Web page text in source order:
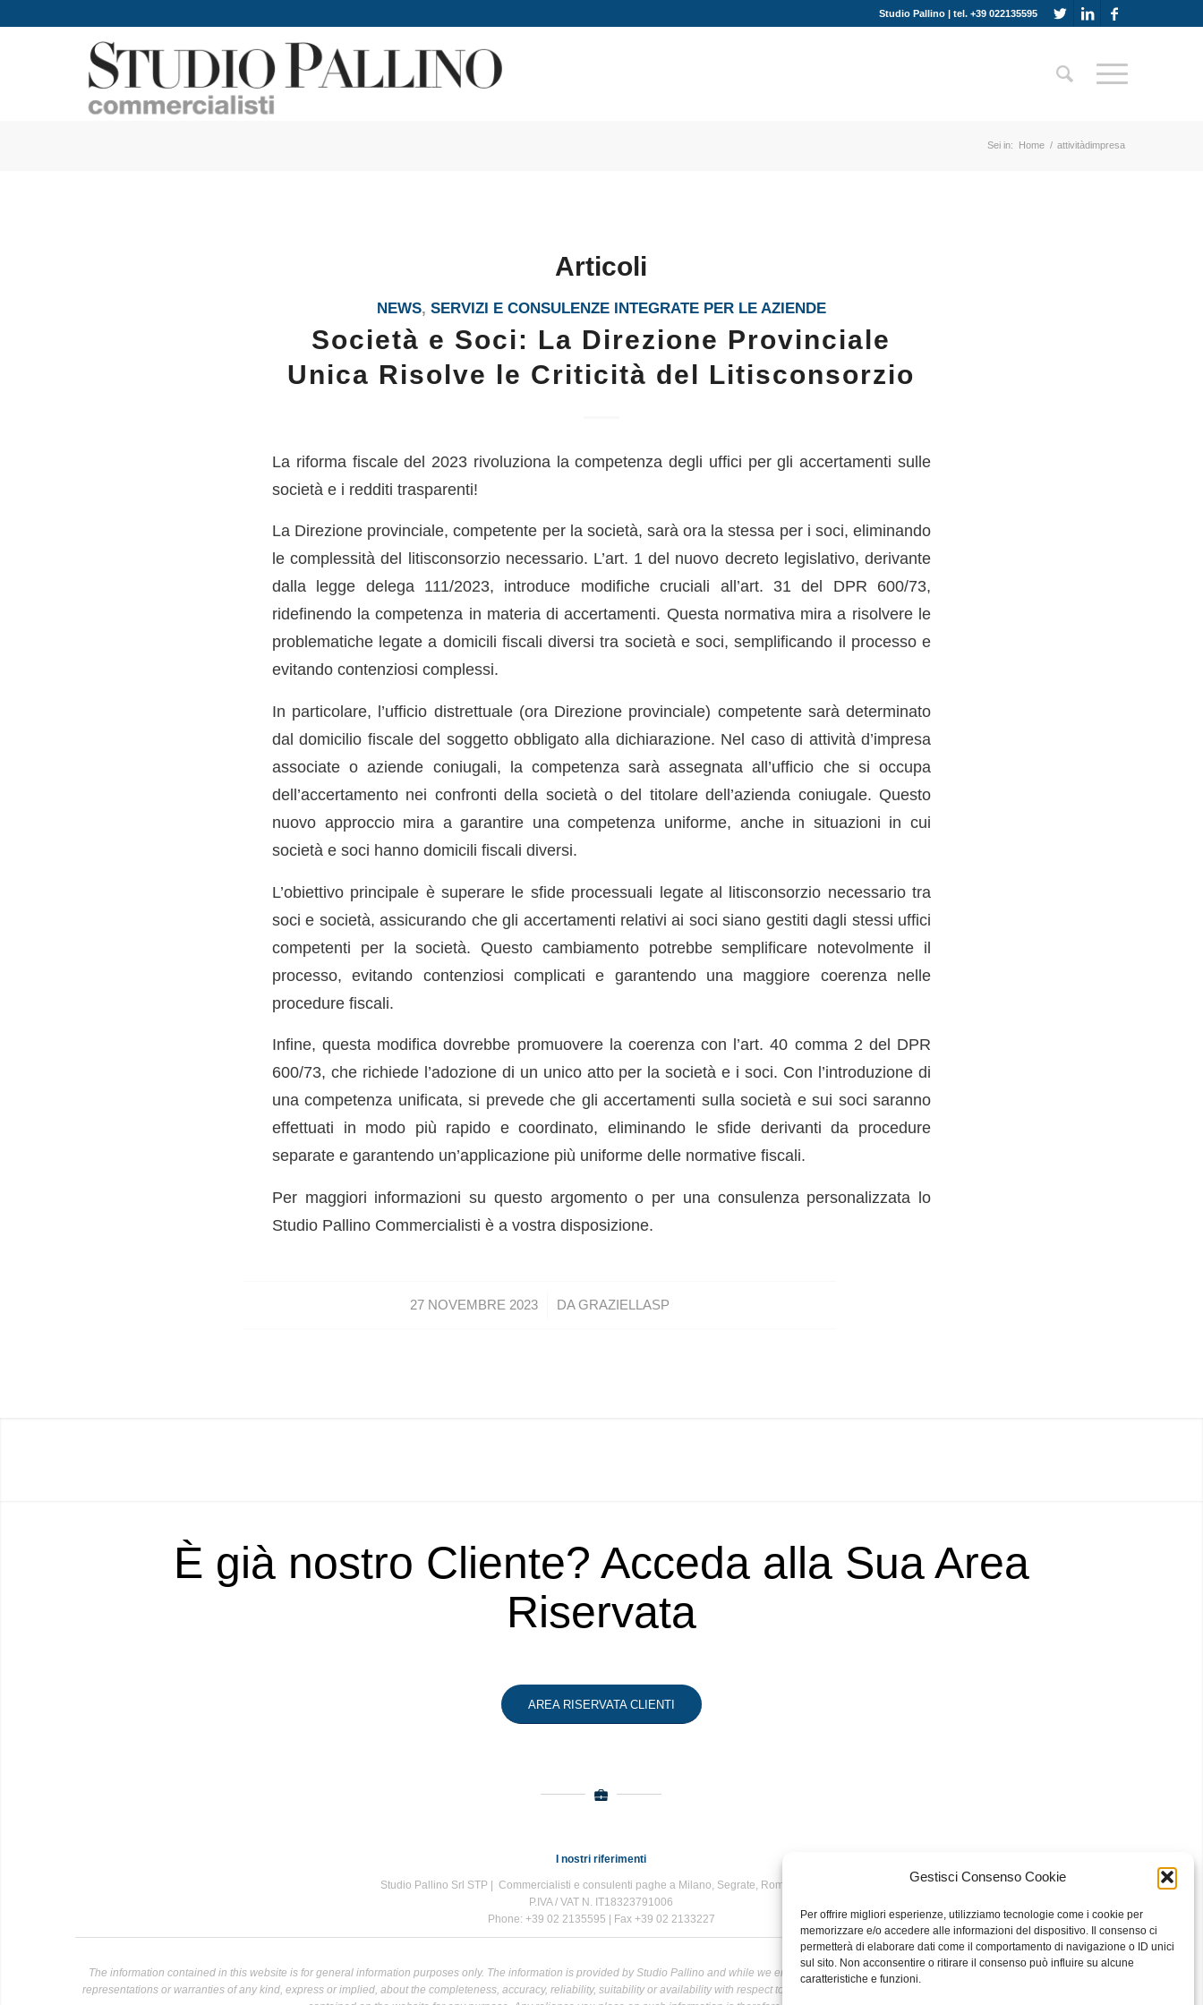
Gestisci Consenso Cookie
Per offrire migliori esperienze, utilizziamo tecnologie come i cookie per
memorizzare e/o accedere alle informazioni del dispositivo. Il consenso ci
permetterà di elaborare dati come il comportamento di navigazione o ID unici
sul sito. Non acconsentire o ritirare il consenso può influire su alcune
caratteristiche e funzioni.
Studio Pallino | tel. +39 022135595
Sei in: Home / attivitàdimpresa
Articoli
NEWS, SERVIZI E CONSULENZE INTEGRATE PER LE AZIENDE
Società e Soci: La Direzione Provinciale
Unica Risolve le Criticità del Litisconsorzio
La riforma fiscale del 2023 rivoluziona la competenza degli uffici per gli accertamenti sulle
società e i redditi trasparenti!
La Direzione provinciale, competente per la società, sarà ora la stessa per i soci, eliminando
le complessità del litisconsorzio necessario. L’art. 1 del nuovo decreto legislativo, derivante
dalla legge delega 111/2023, introduce modifiche cruciali all’art. 31 del DPR 600/73,
ridefinendo la competenza in materia di accertamenti. Questa normativa mira a risolvere le
problematiche legate a domicili fiscali diversi tra società e soci, semplificando il processo e
evitando contenziosi complessi.
In particolare, l’ufficio distrettuale (ora Direzione provinciale) competente sarà determinato
dal domicilio fiscale del soggetto obbligato alla dichiarazione. Nel caso di attività d’impresa
associate o aziende coniugali, la competenza sarà assegnata all’ufficio che si occupa
dell’accertamento nei confronti della società o del titolare dell’azienda coniugale. Questo
nuovo approccio mira a garantire una competenza uniforme, anche in situazioni in cui
società e soci hanno domicili fiscali diversi.
L’obiettivo principale è superare le sfide processuali legate al litisconsorzio necessario tra
soci e società, assicurando che gli accertamenti relativi ai soci siano gestiti dagli stessi uffici
competenti per la società. Questo cambiamento potrebbe semplificare notevolmente il
processo, evitando contenziosi complicati e garantendo una maggiore coerenza nelle
procedure fiscali.
Infine, questa modifica dovrebbe promuovere la coerenza con l’art. 40 comma 2 del DPR
600/73, che richiede l’adozione di un unico atto per la società e i soci. Con l’introduzione di
una competenza unificata, si prevede che gli accertamenti sulla società e sui soci saranno
effettuati in modo più rapido e coordinato, eliminando le sfide derivanti da procedure
separate e garantendo un’applicazione più uniforme delle normative fiscali.
Per maggiori informazioni su questo argomento o per una consulenza personalizzata lo
Studio Pallino Commercialisti è a vostra disposizione.
27 NOVEMBRE 2023
/ DAGRAZIELLASP
È già nostro Cliente? Acceda alla Sua Area
Riservata
AREA RISERVATA CLIENTI
I nostri riferimenti
Studio Pallino Srl STP | Commercialisti e consulenti paghe a Milano, Segrate, Roma e Bari
P.IVA / VAT N. IT18323791006
Phone: +39 02 2135595 | Fax +39 02 2133227
The information contained in this website is for general information purposes only. The information is provided by Studio Pallino and while we endeavour to keep the information up to date and correct, we make no
representations or warranties of any kind, express or implied, about the completeness, accuracy, reliability, suitability or availability with respect to the website or the information, products, services, or related graphics